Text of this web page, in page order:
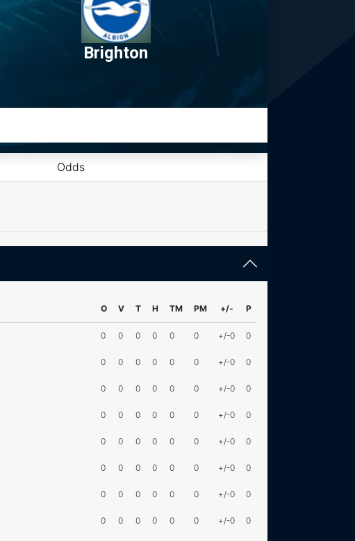
Brighton
Odds
O V T H TM PM +/- P
0 0 0 0 0 0 +/-0 0
0 0 0 0 0 0 +/-0 0
0 0 0 0 0 0 +/-0 0
0 0 0 0 0 0 +/-0 0
0 0 0 0 0 0 +/-0 0
0 0 0 0 0 0 +/-0 0
0 0 0 0 0 0 +/-0 0
0 0 0 0 0 0 +/-0 0